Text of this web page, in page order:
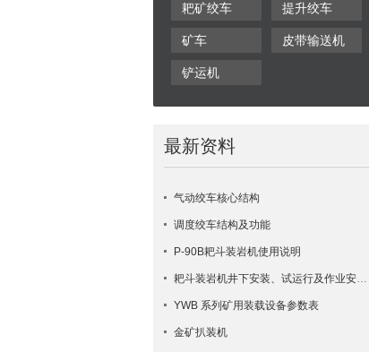
耙矿绞车 提升绞车
矿车 皮带输送机
铲运机
最新资料
气动绞车核心结构
调度绞车结构及功能
P-90B耙斗装岩机使用说明
耙斗装岩机井下安装、试运行及作业安全要点
YWB 系列矿用装载设备参数表
金矿扒装机